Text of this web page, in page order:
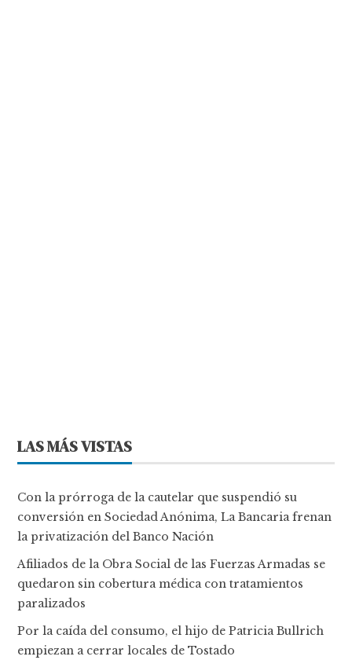
LAS MÁS VISTAS
Con la prórroga de la cautelar que suspendió su
conversión en Sociedad Anónima, La Bancaria frenan
la privatización del Banco Nación
Afiliados de la Obra Social de las Fuerzas Armadas se
quedaron sin cobertura médica con tratamientos
paralizados
Por la caída del consumo, el hijo de Patricia Bullrich
empiezan a cerrar locales de Tostado